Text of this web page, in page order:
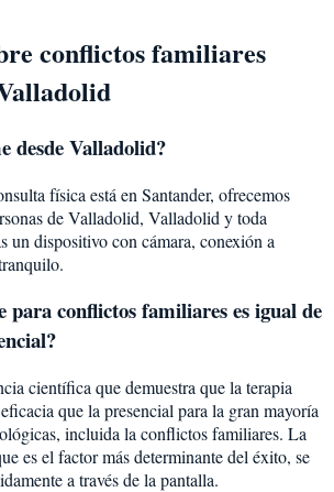
conflictos familiares
desdeValladolid?
física está en Santander, ofrecemos
deValladolid, Valladolid y toda
un dispositivo con cámara, conexión a
paraconflictos familiareses igual de
científica que demuestra que la terapia
que la presencial para la gran mayoría
incluida la conflictos familiares. La
es el factor más determinante del éxito, se
a través de la pantalla.